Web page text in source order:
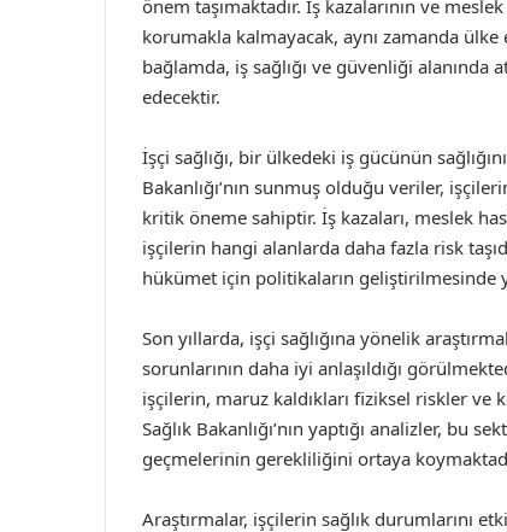
önem taşımaktadır. İş kazalarının ve
korumakla kalmayacak, aynı zamanda
bağlamda, iş sağlığı ve güvenliği alanında
edecektir.
İşçi sağlığı, bir ülkedeki iş gücünün
Bakanlığı’nın sunmuş olduğu veriler,
kritik öneme sahiptir. İş kazaları, meslek
işçilerin hangi alanlarda daha fazla risk
hükümet için politikaların geliştirilmesinde
Son yıllarda, işçi sağlığına yönelik
sorunlarının daha iyi anlaşıldığı
işçilerin, maruz kaldıkları fiziksel riskler ve
Sağlık Bakanlığı’nın yaptığı analizler, bu
geçmelerinin gerekliliğini ortaya
Araştırmalar, işçilerin sağlık durumlarını